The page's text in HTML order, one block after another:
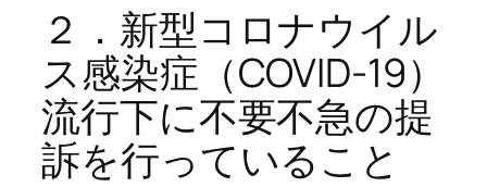
２．新型コロナウイル
ス感染症（COVID-19）
流行下に不要不急の提
訴を行っていること